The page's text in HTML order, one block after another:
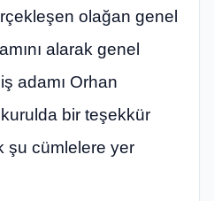
olağan genel
alarak genel
adamı Orhan
bir teşekkür
şu cümlelere yer